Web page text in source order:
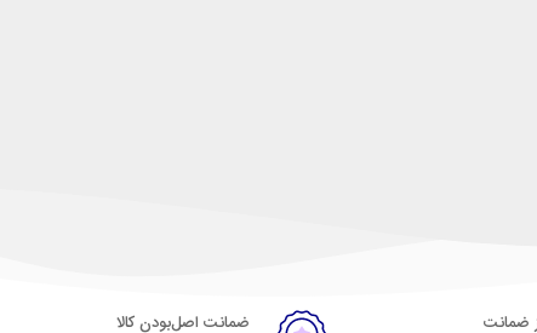
ضمانت اصل‌بودن کالا